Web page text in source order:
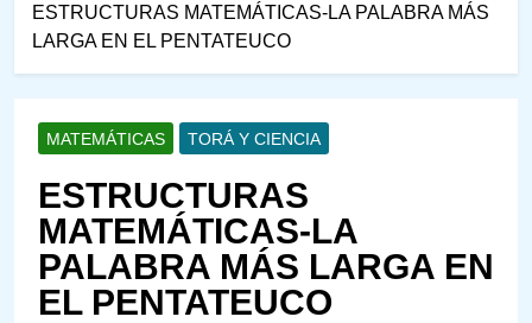
ESTRUCTURAS MATEMÁTICAS-LA PALABRA MÁS
LARGA EN EL PENTATEUCO
MATEMÁTICAS TORÁ Y CIENCIA
ESTRUCTURAS
MATEMÁTICAS-LA
PALABRA MÁS LARGA EN
EL PENTATEUCO